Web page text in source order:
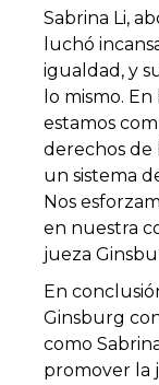
Sabrina Li,
luchó
igualdad, y
lo mismo.
estamos
derechos de
un sistema
Nos
en nuestra
jueza
En
Ginsburg
como
promover la